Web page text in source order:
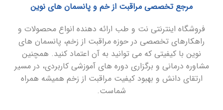
مرجع تخصصی مراقبت از خم و پانسمان های نوین
فروشگاه اینترنتی نت و طب ارائه دهنده انواع محصولات و
راهکارهای تخصصی در حوزه مراقبت از زخم، پانسمان های
نوین با کیفیتی که می توانید به آن اعتماد کنید. همچنین
مشاوره درمانی و برگزاری دوره های آموزشی کاربردی، در مسیر
ارتقای دانش و بهبود کیفیت مراقبت از زخم همیشه همراه
شماست.